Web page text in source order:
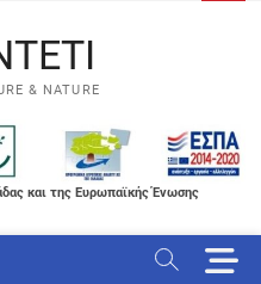
& NATURE
και της Ευρωπαϊκής Ένωσης
M
e